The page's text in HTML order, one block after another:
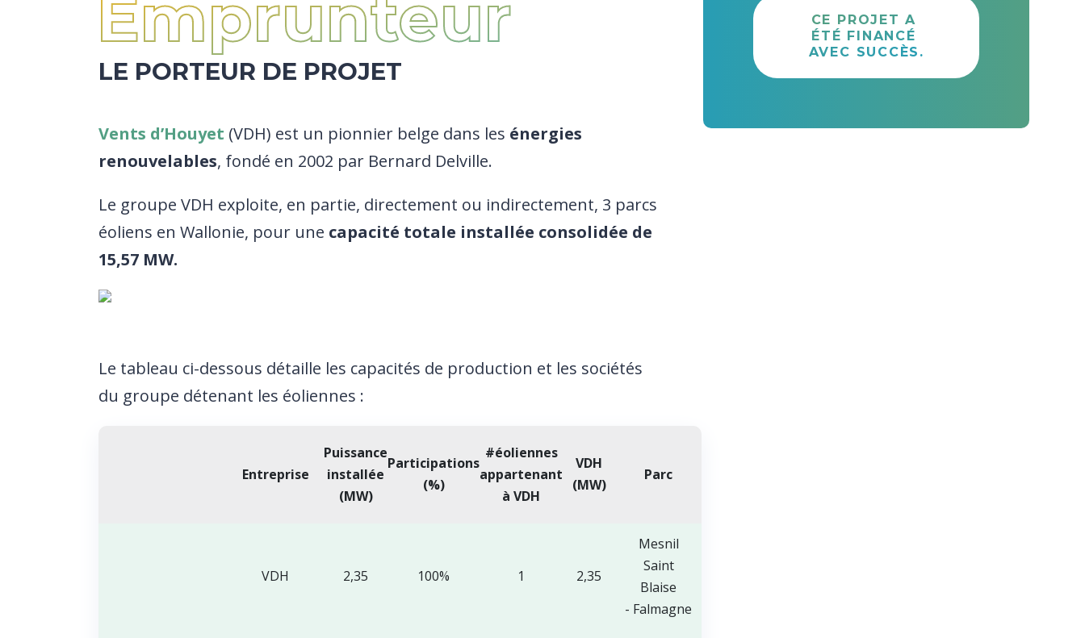
Emprunteur
LE PORTEUR DE PROJET
Vents d’Houyet (VDH) est un pionnier belge dans les énergies
renouvelables, fondé en 2002 par Bernard Delville.
Le groupe VDH exploite, en partie, directement ou indirectement, 3 parcs
éoliens en Wallonie, pour une capacité totale installée consolidée de
15,57 MW.
Le tableau ci-dessous détaille les capacités de production et les sociétés
du groupe détenant les éoliennes :
Entreprise
Puissance
installée
(MW)
Participations
(%)
#éoliennes
appartenant
à VDH
VDH
(MW)
Parc
VDH 2,35 100% 1 2,35
Mesnil
Saint
Blaise
- Falmagne
CE PROJET A
ÉTÉ FINANCÉ
AVEC SUCCÈS.